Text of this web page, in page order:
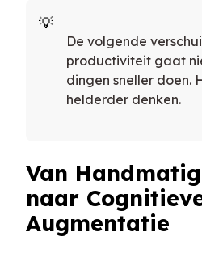
De volgende
productiviteit gaat
dingen sneller doen.
helderder denken.
Van
naar
Augmentatie